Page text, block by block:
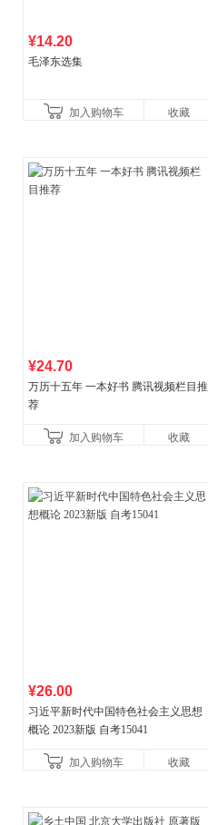
¥14.20
毛泽东选集
加入购物车 收藏
¥24.70
万历十五年 一本好书 腾讯视频栏目推
荐
加入购物车 收藏
¥26.00
习近平新时代中国特色社会主义思想
概论 2023新版 自考15041
加入购物车 收藏